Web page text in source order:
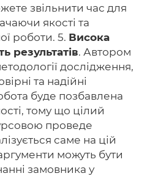
звільнити час для
якості та
роботи. 5. Висока
результатів. Автором
дослідження,
та надійні
буде позбавлена
тому що цілий
проведе
саме на цій
можуть бути
замовника у